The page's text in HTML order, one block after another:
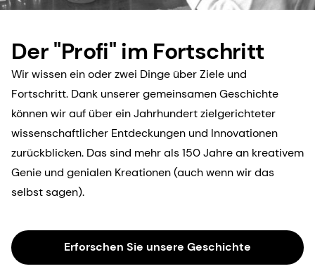
Der "Profi" im Fortschritt
Wir wissen ein oder zwei Dinge über Ziele und
Fortschritt. Dank unserer gemeinsamen Geschichte
können wir auf über ein Jahrhundert zielgerichteter
wissenschaftlicher Entdeckungen und Innovationen
zurückblicken. Das sind mehr als 150 Jahre an kreativem
Genie und genialen Kreationen (auch wenn wir das
selbst sagen).
Erforschen Sie unsere Geschichte